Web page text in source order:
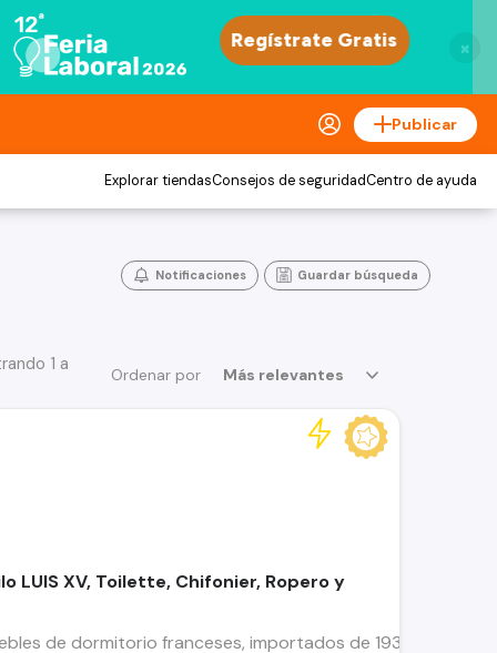
×
Publicar
Explorar tiendasConsejos de seguridadCentro de ayuda
Notificaciones Guardar búsqueda
Ordenar por Más relevantes
1 a
LUIS XV, Toilette, Chifonier, Ropero y
de dormitorio franceses, importados de 1937 El